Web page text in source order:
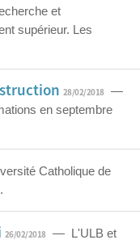
et
supérieur. Les
28/02/2018 —
en septembre
Catholique de
26/02/2018 — L'ULB et